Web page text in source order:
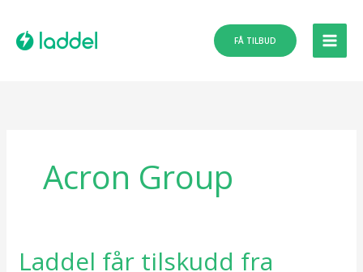
rett
FÅ TILBUD
Acron Group
Laddel får tilskudd fra
Laddel